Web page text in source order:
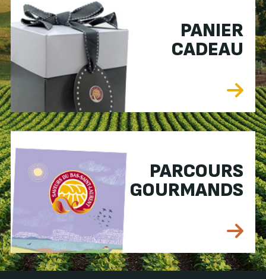
PANIER
CADEAU
PARCOURS
GOURMANDS